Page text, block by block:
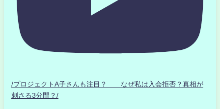
/プロジェクトA子さんも注目？ なぜ私は入会拒否？真相が
刺さる3分間？/